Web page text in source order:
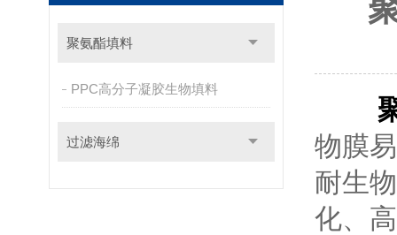
聚氨酯填料
PPC高分子凝胶生物填料
过滤海绵
物膜
耐生
化、